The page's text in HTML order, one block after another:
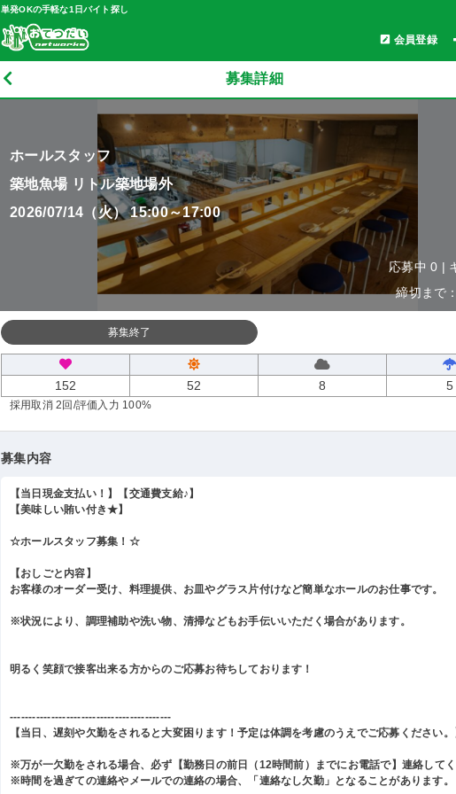
単発OKの手軽な1日バイト探し
会員登録
募集詳細
ホールスタッフ
築地魚場 リトル築地場外
2026/07/14（火） 15:00～17:00
応募中 0 |
締切まで
募集終了
152 52 8 5
採用取消 2回 /評価入力 100%
募集内容
【当日現金支払い！】【交通費支給♪】
【美味しい賄い付き★】
☆ホールスタッフ募集！☆
【おしごと内容】
お客様のオーダー受け、料理提供、お皿やグラス片付けなど簡単なホールのお仕事です。
※状況により、調理補助や洗い物、清掃などもお手伝いいただく場合があります。
明るく笑顔で接客出来る方からのご応募お待ちしております！
-------------------------------------------
【当日、遅刻や欠勤をされると大変困ります！予定は体調を考慮のうえでご応募ください。
※万が一欠勤をされる場合、必ず【勤務日の前日（12時間前）までにお電話で】連絡してく
※時間を過ぎての連絡やメールでの連絡の場合、「連絡なし欠勤」となることがあります。